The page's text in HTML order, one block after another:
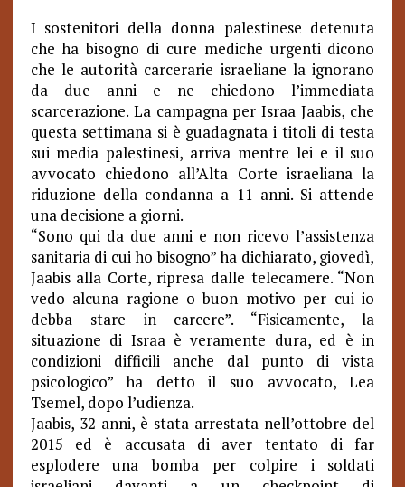
I sostenitori della donna palestinese detenuta
che ha bisogno di cure mediche urgenti dicono
che le autorità carcerarie israeliane la ignorano
da due anni e ne chiedono l’immediata
scarcerazione. La campagna per Israa Jaabis, che
questa settimana si è guadagnata i titoli di testa
sui media palestinesi, arriva mentre lei e il suo
avvocato chiedono all’Alta Corte israeliana la
riduzione della condanna a 11 anni. Si attende
una decisione a giorni.
“Sono qui da due anni e non ricevo l’assistenza
sanitaria di cui ho bisogno” ha dichiarato, giovedì,
Jaabis alla Corte, ripresa dalle telecamere. “Non
vedo alcuna ragione o buon motivo per cui io
debba stare in carcere”. “Fisicamente, la
situazione di Israa è veramente dura, ed è in
condizioni difficili anche dal punto di vista
psicologico” ha detto il suo avvocato, Lea
Tsemel, dopo l’udienza.
Jaabis, 32 anni, è stata arrestata nell’ottobre del
2015 ed è accusata di aver tentato di far
esplodere una bomba per colpire i soldati